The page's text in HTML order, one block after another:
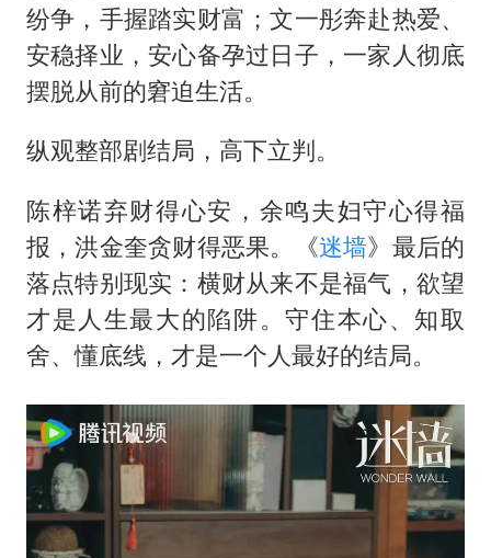
纷争，手握踏实财富；文一彤奔赴热爱、
安稳择业，安心备孕过日子，一家人彻底
摆脱从前的窘迫生活。
纵观整部剧结局，高下立判。
陈梓诺弃财得心安，余鸣夫妇守心得福
报，洪金奎贪财得恶果。《迷墙》最后的
落点特别现实：横财从来不是福气，欲望
才是人生最大的陷阱。守住本心、知取
舍、懂底线，才是一个人最好的结局。